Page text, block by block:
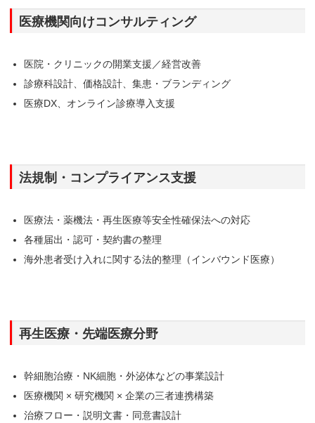
医療機関向けコンサルティング
医院・クリニックの開業支援／経営改善
診療科設計、価格設計、集患・ブランディング
医療DX、オンライン診療導入支援
法規制・コンプライアンス支援
医療法・薬機法・再生医療等安全性確保法への対応
各種届出・認可・契約書の整理
海外患者受け入れに関する法的整理（インバウンド医療）
再生医療・先端医療分野
幹細胞治療・NK細胞・外泌体などの事業設計
医療機関 × 研究機関 × 企業の三者連携構築
治療フロー・説明文書・同意書設計